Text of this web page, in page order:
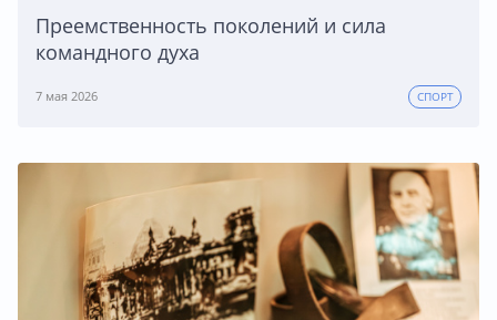
Преемственность поколений и сила
командного духа
7 мая 2026 СПОРТ